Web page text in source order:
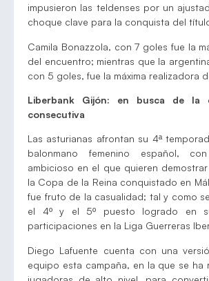
impusieron las teldenses por un
choque clave para la conquista del
Camila Bonazzola, con 7 goles fue la
del encuentro; mientras que la
con 5 goles, fue la máxima realizadora
Liberbank Gijón: en busca de la
consecutiva
Las asturianas afrontan su 4ª
balonmano femenino español,
ambicioso en el que quieren
la Copa de la Reina conquistado en
fue fruto de la casualidad; tal y como
el 4º y el 5º puesto logrado en
participaciones en la Liga Guerreras
Diego Lafuente cuenta con una
equipo esta campaña, en la que se ha